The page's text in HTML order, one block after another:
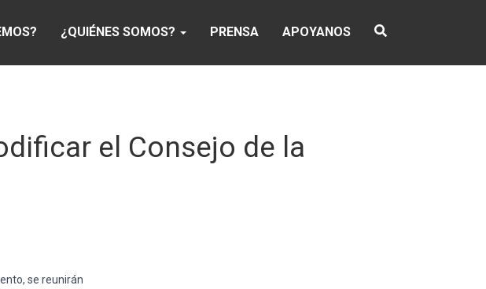
¿QUIÉNES SOMOS? PRENSA APOYANOS
el Consejo de la
se reunirán